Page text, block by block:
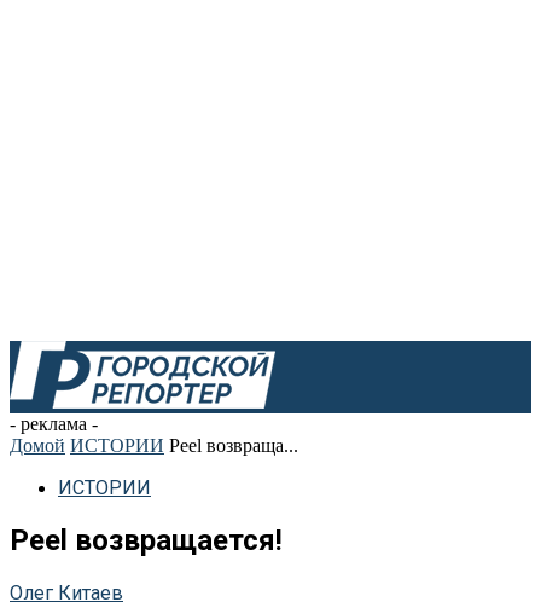
- реклама -
Домой ИСТОРИИ Peel возвраща...
ИСТОРИИ
Peel возвращается!
Олег Китаев